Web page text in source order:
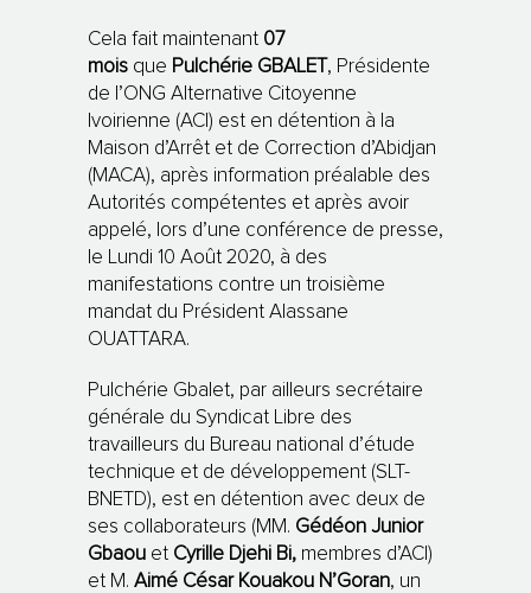
Cela fait maintenant 07
mois que Pulchérie GBALET , Présidente
de l’ONG Alternative Citoyenne
Ivoirienne (ACI) est en détention à la
Maison d’Arrêt et de Correction d’Abidjan
(MACA), après information préalable des
Autorités compétentes et après avoir
appelé, lors d’une conférence de presse,
le Lundi 10 Août 2020, à des
manifestations contre un troisième
mandat du Président Alassane
OUATTARA.
Pulchérie Gbalet, par ailleurs secrétaire
générale du Syndicat Libre des
travailleurs du Bureau national d’étude
technique et de développement (SLT-
BNETD), est en détention avec deux de
ses collaborateurs (MM. Gédéon Junior
Gbaou et Cyrille Djehi Bi, membres d’ACI)
et M. Aimé César Kouakou N’Goran, un